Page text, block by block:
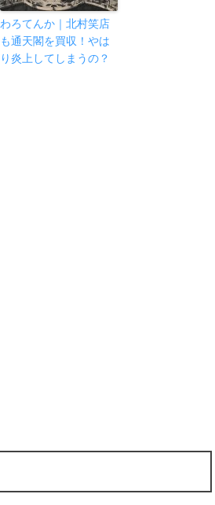
わろてんか｜北村笑店
も通天閣を買収！やは
り炎上してしまうの？